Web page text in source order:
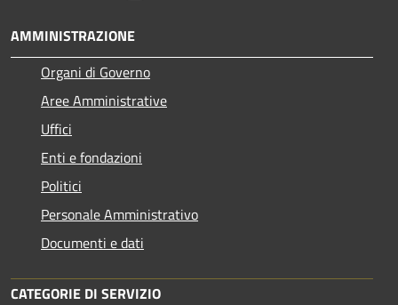
AMMINISTRAZIONE
Organi di Governo
Aree Amministrative
Uffici
Enti e fondazioni
Politici
Personale Amministrativo
Documenti e dati
CATEGORIE DI SERVIZIO